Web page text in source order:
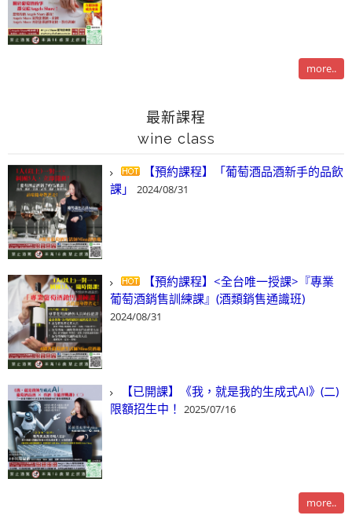
more..
最新課程
wine class
【預約課程】「葡萄酒品酒新手的品飲
課」
2024/08/31
【預約課程】<全台唯一授課>『專業
葡萄酒銷售訓練課』(酒類銷售通識班)
2024/08/31
【已開課】《我，就是我的生成式AI》(二)
限額招生中！ 2025/07/16
more..